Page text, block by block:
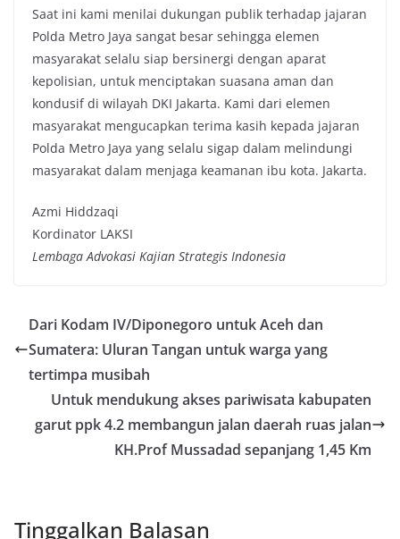
Saat ini kami menilai dukungan publik terhadap jajaran
Polda Metro Jaya sangat besar sehingga elemen
masyarakat selalu siap bersinergi dengan aparat
kepolisian, untuk menciptakan suasana aman dan
kondusif di wilayah DKI Jakarta. Kami dari elemen
masyarakat mengucapkan terima kasih kepada jajaran
Polda Metro Jaya yang selalu sigap dalam melindungi
masyarakat dalam menjaga keamanan ibu kota. Jakarta.
Azmi Hiddzaqi
Kordinator LAKSI
Lembaga Advokasi Kajian Strategis Indonesia
Dari Kodam IV/Diponegoro untuk Aceh dan
Sumatera: Uluran Tangan untuk warga yang
tertimpa musibah
Untuk mendukung akses pariwisata kabupaten
garut ppk 4.2 membangun jalan daerah ruas jalan
KH.Prof Mussadad sepanjang 1,45 Km
Tinggalkan Balasan